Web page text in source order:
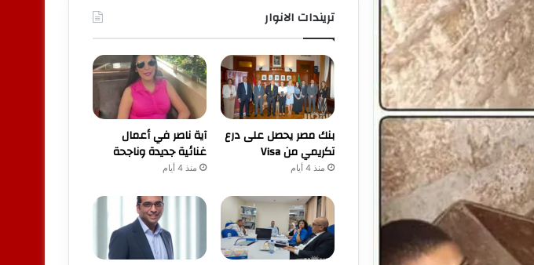
تريندات الانوار
بنك مصر يحصل على درع
تكريمي من Visa
منذ 4 أيام
آية ناصر في أعمال
غنائية جديدة وناجحة
منذ 4 أيام